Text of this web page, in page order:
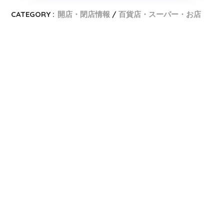
CATEGORY : 開店・閉店情報 百貨店・スーパー・お店